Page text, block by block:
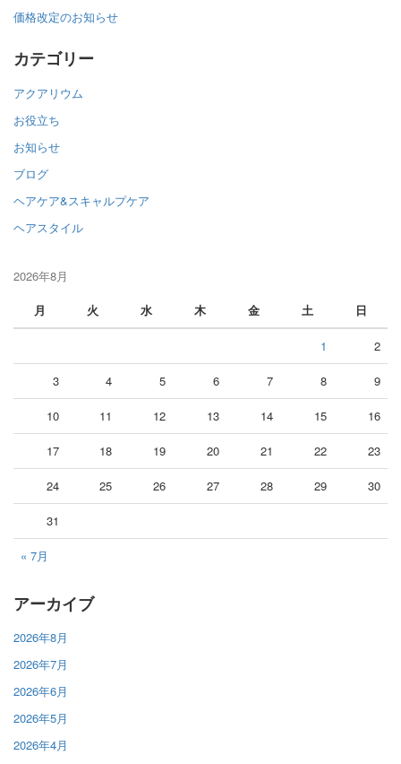
価格改定のお知らせ
カテゴリー
アクアリウム
お役立ち
お知らせ
ブログ
ヘアケア&スキャルプケア
ヘアスタイル
2026年8月
月
火 水 木 金 土 日
« 7月
1 2
3 4 5 6 7 8 9
10 11 12 13 14 15 16
17 18 19 20 21 22 23
24 25 26 27 28 29 30
31
アーカイブ
2026年8月
2026年7月
2026年6月
2026年5月
2026年4月